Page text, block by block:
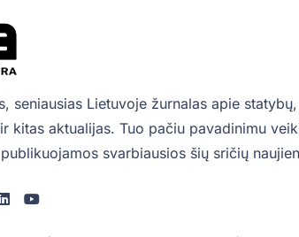
seniausias Lietuvoje žurnalas apie statybų,
kitas aktualijas. Tuo pačiu pavadinimu
svarbiausios šių sričių